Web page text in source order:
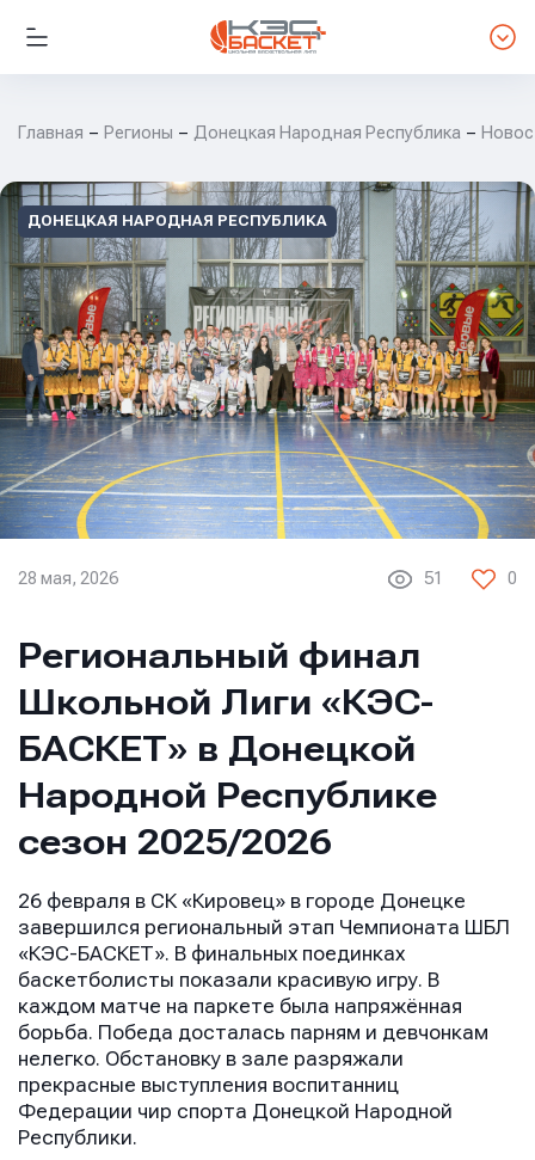
Главная Регионы Донецкая Народная Республика
ДОНЕЦКАЯ НАРОДНАЯ РЕСПУБЛИКА
28 мая, 2026 51 0
Региональный финал
Школьной Лиги «КЭС-
БАСКЕТ» в Донецкой
Народной Республике
сезон 2025/2026
26 февраля в СК «Кировец» в городе Донецке
завершился региональный этап Чемпионата ШБЛ
«КЭС-БАСКЕТ». В финальных поединках
баскетболисты показали красивую игру. В
каждом матче на паркете была напряжённая
борьба. Победа досталась парням и девчонкам
нелегко. Обстановку в зале разряжали
прекрасные выступления воспитанниц
Федерации чир спорта Донецкой Народной
Республики.